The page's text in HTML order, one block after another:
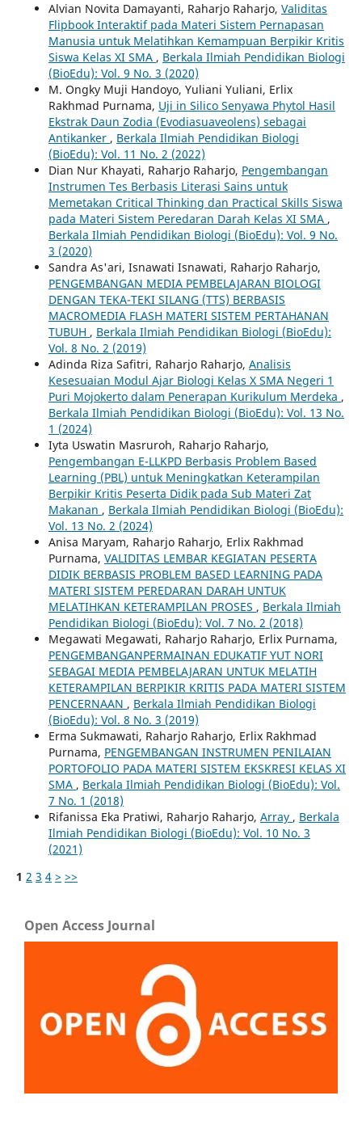
Alvian Novita Damayanti, Raharjo Raharjo, Validitas
Flipbook Interaktif pada Materi Sistem Pernapasan
Manusia untuk Melatihkan Kemampuan Berpikir Kritis
Siswa Kelas XI SMA , Berkala Ilmiah Pendidikan Biologi
(BioEdu): Vol. 9 No. 3 (2020)
M. Ongky Muji Handoyo, Yuliani Yuliani, Erlix
Rakhmad Purnama, Uji in Silico Senyawa Phytol Hasil
Ekstrak Daun Zodia (Evodiasuaveolens) sebagai
Antikanker , Berkala Ilmiah Pendidikan Biologi
(BioEdu): Vol. 11 No. 2 (2022)
Dian Nur Khayati, Raharjo Raharjo, Pengembangan
Instrumen Tes Berbasis Literasi Sains untuk
Memetakan Critical Thinking dan Practical Skills Siswa
pada Materi Sistem Peredaran Darah Kelas XI SMA ,
Berkala Ilmiah Pendidikan Biologi (BioEdu): Vol. 9 No.
3 (2020)
Sandra As'ari, Isnawati Isnawati, Raharjo Raharjo,
PENGEMBANGAN MEDIA PEMBELAJARAN BIOLOGI
DENGAN TEKA-TEKI SILANG (TTS) BERBASIS
MACROMEDIA FLASH MATERI SISTEM PERTAHANAN
TUBUH , Berkala Ilmiah Pendidikan Biologi (BioEdu):
Vol. 8 No. 2 (2019)
Adinda Riza Safitri, Raharjo Raharjo, Analisis
Kesesuaian Modul Ajar Biologi Kelas X SMA Negeri 1
Puri Mojokerto dalam Penerapan Kurikulum Merdeka ,
Berkala Ilmiah Pendidikan Biologi (BioEdu): Vol. 13 No.
1 (2024)
Iyta Uswatin Masruroh, Raharjo Raharjo,
Pengembangan E-LLKPD Berbasis Problem Based
Learning (PBL) untuk Meningkatkan Keterampilan
Berpikir Kritis Peserta Didik pada Sub Materi Zat
Makanan , Berkala Ilmiah Pendidikan Biologi (BioEdu):
Vol. 13 No. 2 (2024)
Anisa Maryam, Raharjo Raharjo, Erlix Rakhmad
Purnama, VALIDITAS LEMBAR KEGIATAN PESERTA
DIDIK BERBASIS PROBLEM BASED LEARNING PADA
MATERI SISTEM PEREDARAN DARAH UNTUK
MELATIHKAN KETERAMPILAN PROSES , Berkala Ilmiah
Pendidikan Biologi (BioEdu): Vol. 7 No. 2 (2018)
Megawati Megawati, Raharjo Raharjo, Erlix Purnama,
PENGEMBANGANPERMAINAN EDUKATIF YUT NORI
SEBAGAI MEDIA PEMBELAJARAN UNTUK MELATIH
KETERAMPILAN BERPIKIR KRITIS PADA MATERI SISTEM
PENCERNAAN , Berkala Ilmiah Pendidikan Biologi
(BioEdu): Vol. 8 No. 3 (2019)
Erma Sukmawati, Raharjo Raharjo, Erlix Rakhmad
Purnama, PENGEMBANGAN INSTRUMEN PENILAIAN
PORTOFOLIO PADA MATERI SISTEM EKSKRESI KELAS XI
SMA , Berkala Ilmiah Pendidikan Biologi (BioEdu): Vol.
7 No. 1 (2018)
Rifanissa Eka Pratiwi, Raharjo Raharjo, Array , Berkala
Ilmiah Pendidikan Biologi (BioEdu): Vol. 10 No. 3
(2021)
1 2 3 4 > >>
Open Access Journal